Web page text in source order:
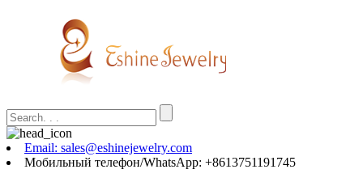
Email: sales@eshinejewelry.com
Мобильный телефон/WhatsApp: +8613751191745